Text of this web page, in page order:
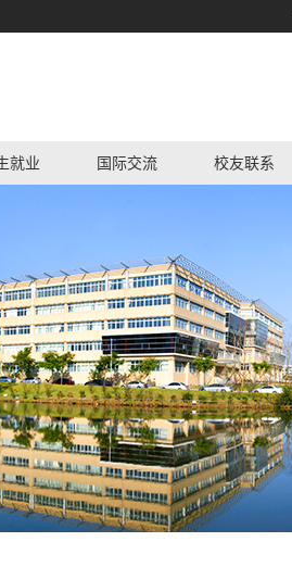
就业 国际交流 校友联系